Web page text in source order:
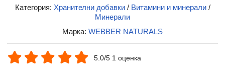
Категория: Хранителни добавки/ Витамини и минерали/
Минерали
Марка: WEBBER NATURALS
5.0/5 1 оценка